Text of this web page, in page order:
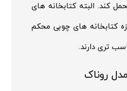
کند. البته کتابخانه های
کتابخانه های چوبی محکم
تری دارند.
روناک